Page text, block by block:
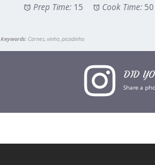
Prep Time: 15 Cook Time: 50
Keywords:Carnes, vinho, picadinho
DID
Share a